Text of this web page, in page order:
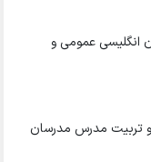
انگلیسی عمومی و
و تربیت مدرس مدرسان